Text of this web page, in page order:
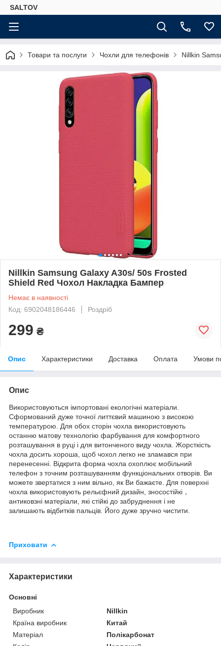
SALTOV
Товари та послуги Чохли для телефонів Nillkin
Nillkin Samsung Galaxy A30s/ 50s Frosted
Shield Red Чохол Накладка Бампер
Немає в наявності
Код: 6902048186446
Роздріб
299 ₴
Опис Характеристики Доставка Оплата Умови
Опис
Використовуються імпортовані екологічні матеріали.
Сформований дуже точної литтєвий машиною з високою
температурою. Для обох сторін чохла використовують
останню матову технологію фарбування для комфортного
розташування в руці і для витонченого виду чохла. Жорсткість
чохла досить хороша, щоб чохол легко не зламався при
перенесенні. Відкрита форма чохла охоплює мобільний
телефон з точним розташуванням функціональних отворів. Ви
можете звертатися з ним вільно, як Ви бажаєте. Для поверхні
чохла використовують рельєфний дизайн, зносостійкі，
антиковзні матеріали, які стійкі до забруднення і не
залишають відбитків пальців. Його дуже зручно чистити.
Приховати
Характеристики
Основні
Виробник
Nillkin
Країна виробник
Китай
Матеріал
Полікарбонат